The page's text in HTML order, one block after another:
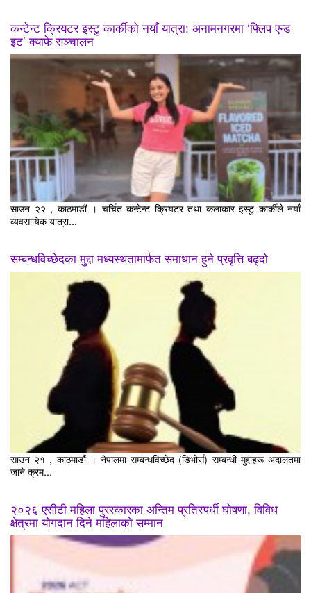
कन्टेन्ट क्रियटर इस्टु कार्कीको नयाँ यात्रा: अनामनगरमा ‘फ्लिप एन्ड
इट’ क्याफे सञ्चालन
साउन २२ , काठमाडौं । चर्चित कन्टेन्ट क्रियटर तथा कलाकार इस्टु कार्कीले नयाँ
व्यवसायिक यात्रा...
सम्बन्धविच्छेदका मुद्दा मध्यस्थतामार्फत समाधान हुने प्रवृत्ति बढ्दो
साउन २१ , काठमाडौं । नेपालमा सम्बन्धविच्छेद (डिभोर्स) सम्बन्धी मुद्दाहरू अदालतमा
जाने क्रम...
२०२६ एसीटी महिला पुरस्कारका अन्तिम प्रतिस्पर्धी घोषणा, विविध
क्षेत्रमा योगदान दिने महिलाको सम्मान